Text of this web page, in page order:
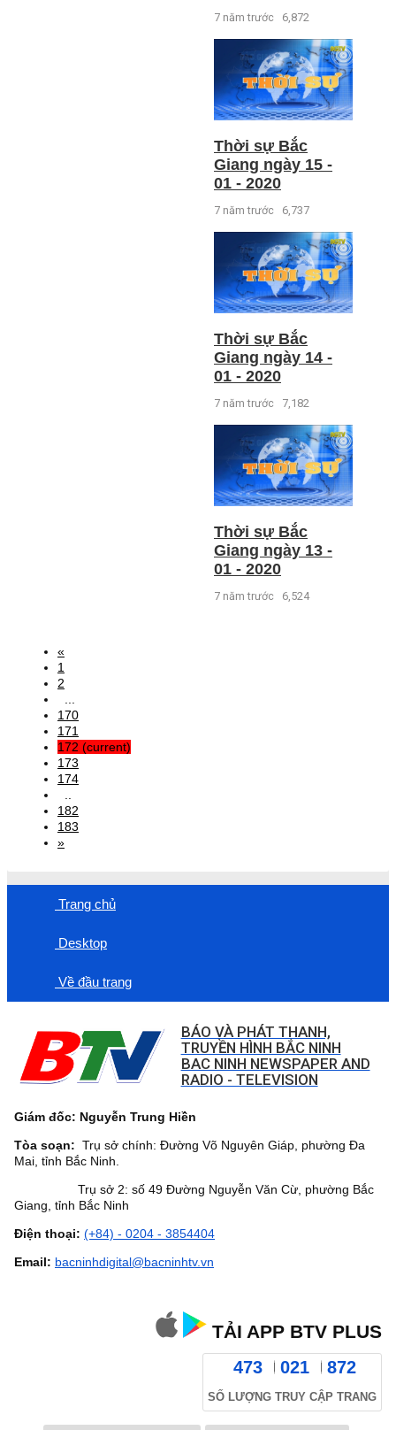
7 năm trước 6,872
Thời sự Bắc
Giang ngày 15 -
01 - 2020
7 năm trước 6,737
Thời sự Bắc
Giang ngày 14 -
01 - 2020
7 năm trước 7,182
Thời sự Bắc
Giang ngày 13 -
01 - 2020
7 năm trước 6,524
«
1
2
170
171
172 (current)
173
174
182
183
»
Trang chủ
Desktop
Về đầu trang
BÁO VÀ PHÁT THANH,
TRUYỀN HÌNH BẮC NINH
BAC NINH NEWSPAPER AND
RADIO - TELEVISION
Giám đốc: Nguyễn Trung Hiền
Tòa soạn: Trụ sở chính: Đường Võ Nguyên Giáp, phường Đa
Mai, tỉnh Bắc Ninh.
Trụ sở 2: số 49 Đường Nguyễn Văn Cừ, phường Bắc
Giang, tỉnh Bắc Ninh
Điện thoại: (+84) - 0204 - 3854404
Email: bacninhdigital@bacninhtv.vn
TẢI APP BTV PLUS
473 021 872
SỐ LƯỢNG TRUY CẬP TRANG